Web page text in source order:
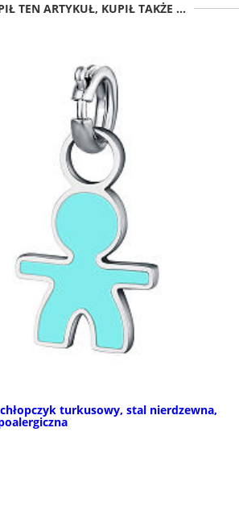
TEN ARTYKUŁ, KUPIŁ TAKŻE ...
turkusowy, stal nierdzewna,